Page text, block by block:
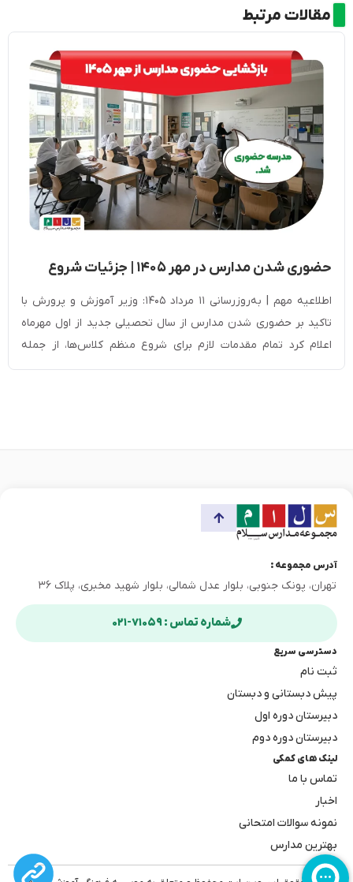
مقالات مرتبط
حضوری شدن مدارس در مهر ۱۴۰۵ | جزئیات شروع
سال تحصیلی جدید
اطلاعیه مهم | به‌روزرسانی ۱۱ مرداد ۱۴۰۵: وزیر آموزش و پرورش با
تاکید بر حضوری شدن مدارس از سال تحصیلی جدید از اول مهرماه
اعلام کرد تمام مقدمات لازم برای شروع منظم کلاس‌ها، از جمله
ساماندهی نیروی انسانی و بهره‌برداری از ۲۳۰۰ پروژه آموزشی و ۱۲ هزار
آدرس مجموعه :
تهران، پونک جنوبی، بلوار عدل شمالی، بلوار شهید مخبری، پلاک ۳۶
شماره تماس : ۷۱۰۵۹-۰۲۱
دسترسی سریع
ثبت نام
پیش دبستانی و دبستان
دبیرستان دوره اول
دبیرستان دوره دوم
لینک های کمکی
تماس با ما
اخبار
نمونه سوالات امتحانی
بهترین مدارس